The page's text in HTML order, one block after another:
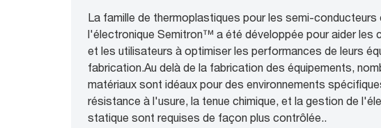
La famille de thermoplastiques pour les semi-conducteurs
l'électronique Semitron™ a été développée pour aider les
et les utilisateurs à optimiser les performances de leurs
fabrication.Au delà de la fabrication des équipements,
matériaux sont idéaux pour des environnements
résistance à l'usure, la tenue chimique, et la gestion de
statique sont requises de façon plus contrôlée..